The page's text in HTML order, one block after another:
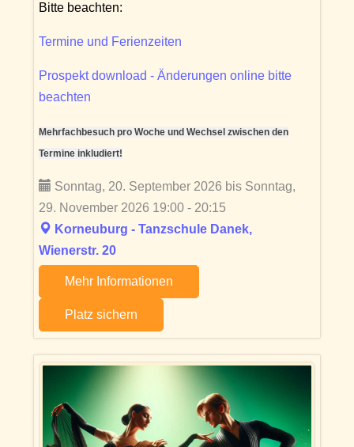
Bitte beachten:
Termine und Ferienzeiten
Prospekt download - Änderungen online bitte
beachten
Mehrfachbesuch pro Woche und Wechsel zwischen den
Termine inkludiert!
Sonntag, 20. September 2026 bis Sonntag,
29. November 2026 19:00 - 20:15
Korneuburg - Tanzschule Danek,
Wienerstr. 20
Mehr Informationen
Platz sichern